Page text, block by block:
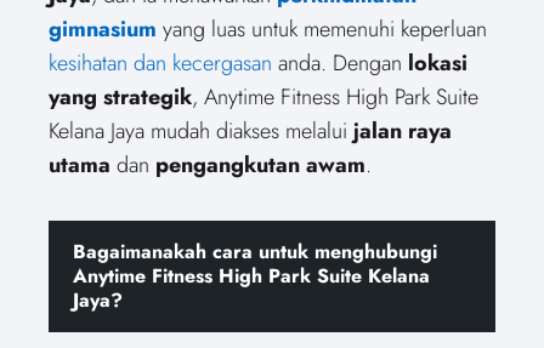
gimnasium yang luas untuk memenuhi keperluan
kesihatan dan kecergasan anda. Dengan lokasi
yang strategik, Anytime Fitness High Park Suite
Kelana Jaya mudah diakses melaluijalan raya
utama dan pengangkutan awam.
Bagaimanakah cara untuk menghubungi
Anytime Fitness High Park Suite Kelana
Jaya?